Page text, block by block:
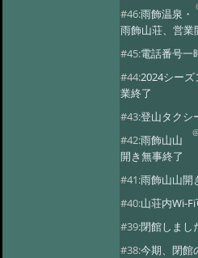
#46:雨飾温泉・
雨飾山荘、営業
#45:電話番号一
#44:2024シー
業終了
#43:登山タクシ
#42:雨飾山山
開き無事終了
#41:雨飾山山開
#40:山荘内Wi-
#39:閉館しまし
#38:今期、閉館